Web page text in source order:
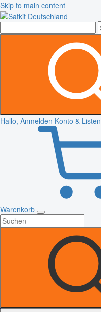
Skip to main content
Hallo, Anmelden Konto & Listen
Warenkorb